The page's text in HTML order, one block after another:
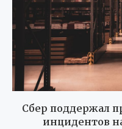
Сбер поддержал
инцидентов